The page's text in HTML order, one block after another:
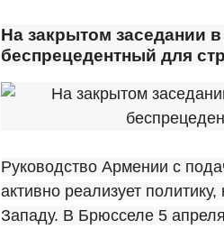
На закрытом заседании
беспрецедентный для
Руководство Армении с
активно реализует
Западу. В Брюсселе 5